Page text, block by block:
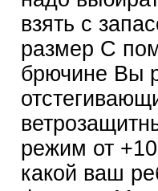
взять с
размер С
брючине Вы
режим от
какой ваш